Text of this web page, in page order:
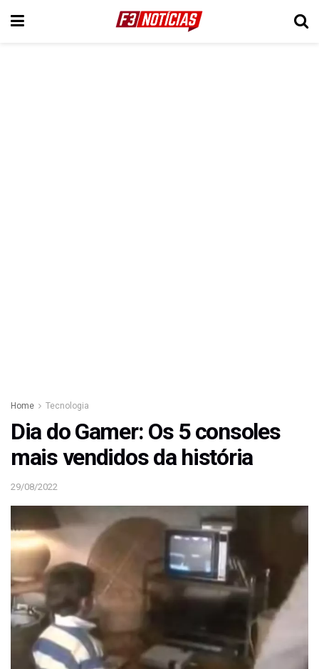
Home Tecnologia
Dia do Gamer: Os 5 consoles
mais vendidos da história
29/08/2022